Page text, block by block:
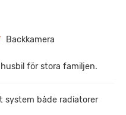
Backkamera
för stora familjen.
system både radiatorer